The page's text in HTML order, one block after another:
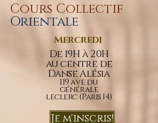
Cours Collectif
Orientale
Mercredi
De 19H à 20H
au centre de
Danse Alésia
119 ave du
générale
leclerc (Paris 14)
Je m'inscris!